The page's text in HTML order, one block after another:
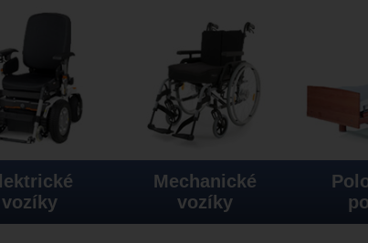
vozíky
Mechanické
vozíky